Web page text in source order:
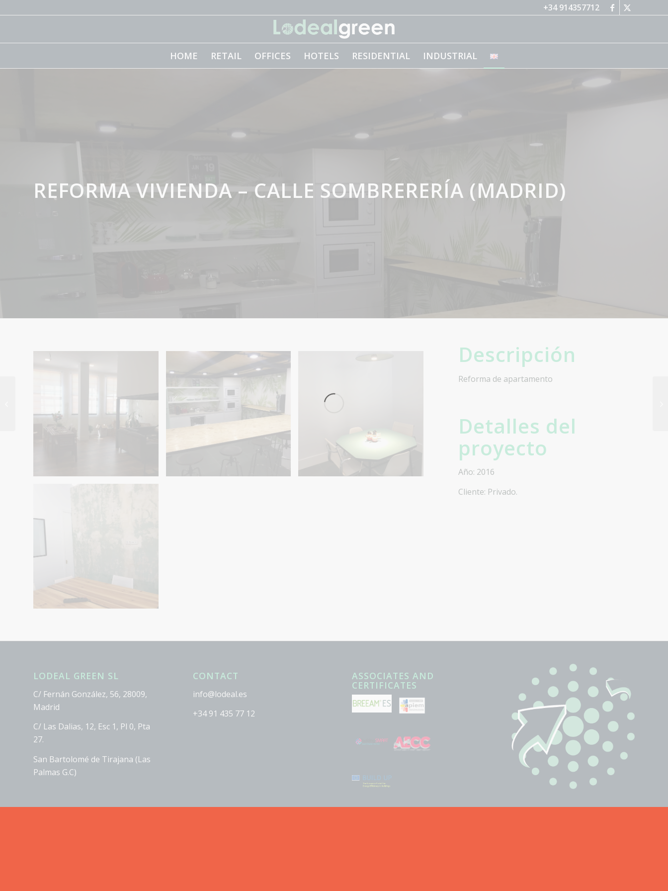
+34 914357712
HOME RETAIL OFFICES HOTELS RESIDENTIAL INDUSTRIAL
REFORMA VIVIENDA – CALLE SOMBRERERÍA (MADRID)
Descripción
Reforma de apartamento
Detalles del
proyecto
Año: 2016
Cliente: Privado.
LODEAL GREEN SL
C/ Fernán González, 56, 28009,
Madrid
C/ Las Dalias, 12, Esc 1, Pl 0, Pta
27.
San Bartolomé de Tirajana (Las
Palmas G.C)
CONTACT
info@lodeal.es
+34 91 435 77 12
ASSOCIATES AND
CERTIFICATES